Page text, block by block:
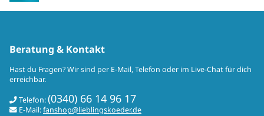
Beratung & Kontakt
Hast du Fragen? Wir sind per E-Mail, Telefon oder im Live-Chat für dich
erreichbar.
Telefon:(0340) 66 14 96 17
E-Mail:fanshop@lieblingskoeder.de